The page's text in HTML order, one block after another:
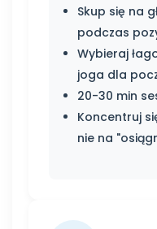
Skup się na
podczas
Wybieraj
joga dla
20-30 min
Koncentruj
nie na